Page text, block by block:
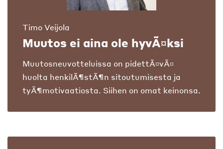
Timo Veijola
Muutos ei aina ole hyvÃ¤ksi
Muutosneuvotteluissa on pidettÃ¤vÃ¤
huolta henkilÃ¶stÃ¶n sitoutumisesta ja
tyÃ¶motivaatiosta. Siihen on omat keinonsa.